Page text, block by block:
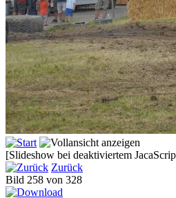
[Slideshow bei deaktiviertem
Zurück
Bild 258 von 328